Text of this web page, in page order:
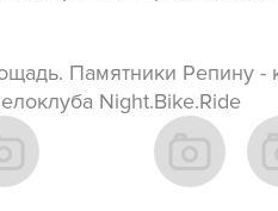
Памятники Репину -
Night.Bike.Ride